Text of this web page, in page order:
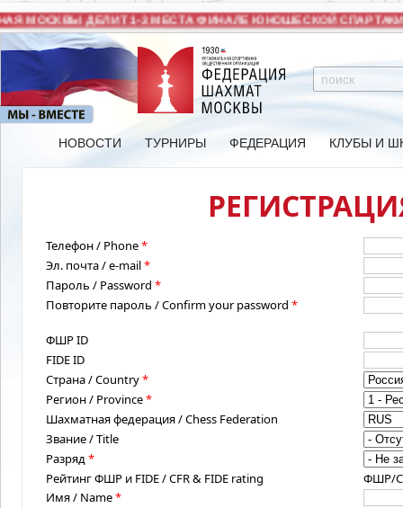
МОСКВЫ ДЕЛИТ 1-3 МЕСТА ФИНАЛЕ ЮНОШЕСКОЙ
НОВОСТИ ТУРНИРЫ ФЕДЕРАЦИЯ КЛУБЫ И
Телефон / Phone*
Эл. почта / e-mail*
Пароль / Password *
Повторите пароль / Confirm your password *
ФШР ID
FIDE ID
Страна / Country*
Регион / Province*
Шахматная федерация / Chess Federation
Звание / Title
Разряд*
Рейтинг ФШР и FIDE / CFR & FIDE rating
ФШР/
Имя / Name*